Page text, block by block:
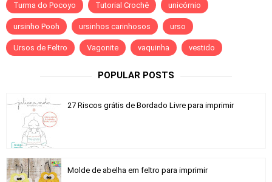
Turma do Pocoyo Tutorial Crochê unicórnio
ursinho Pooh ursinhos carinhosos urso
Ursos de Feltro Vagonite vaquinha vestido
POPULAR POSTS
27 Riscos grátis de Bordado Livre para imprimir
Molde de abelha em feltro para imprimir